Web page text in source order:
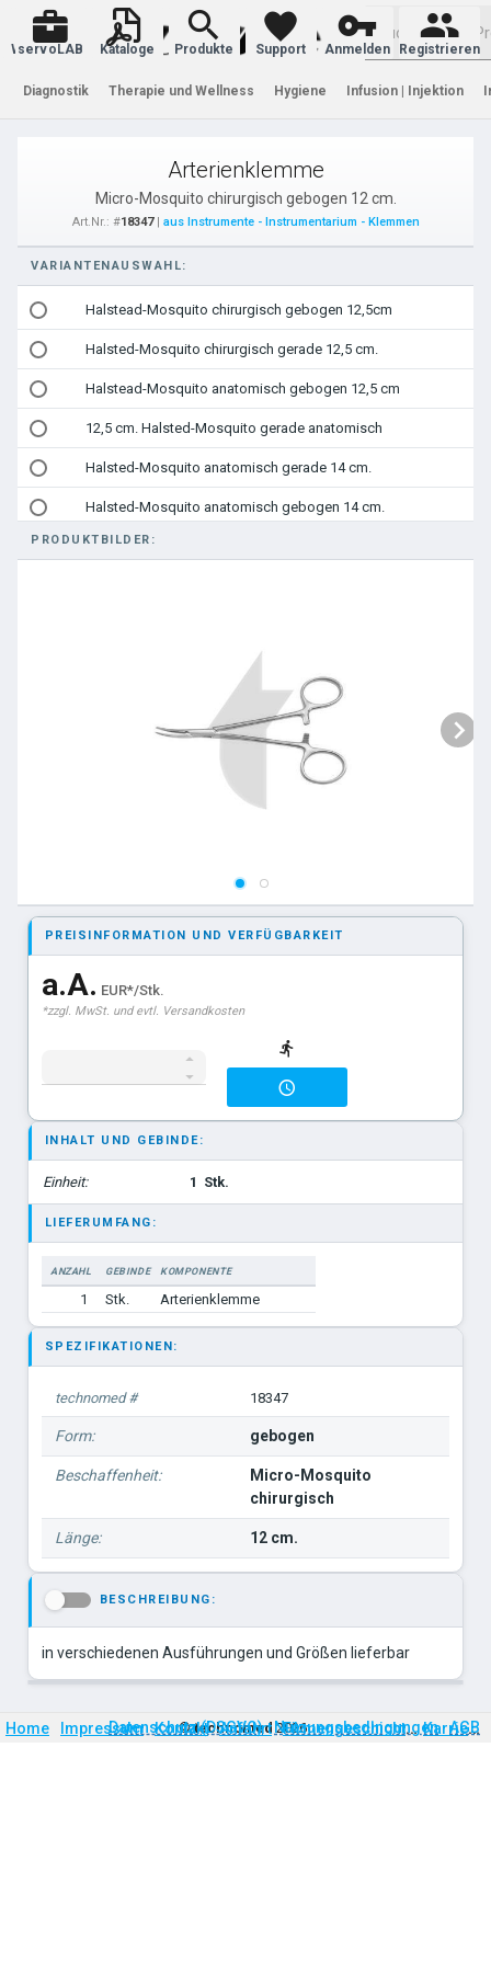
Warenkorb
servoLAB Kataloge Produkte Support Anmelden Registrieren
Diagnostik Therapie und Wellness Hygiene Infusion | Injektion
Arterienklemme
Micro-Mosquito chirurgisch gebogen 12 cm.
Art.Nr.: #18347| aus Instrumente - Instrumentarium - Klemmen
VARIANTENAUSWAHL:
Halstead-Mosquito chirurgisch gebogen 12,5cm
Halsted-Mosquito chirurgisch gerade 12,5 cm.
Halstead-Mosquito anatomisch gebogen 12,5 cm
12,5 cm. Halsted-Mosquito gerade anatomisch
Halsted-Mosquito anatomisch gerade 14 cm.
Halsted-Mosquito anatomisch gebogen 14 cm.
Hartmann gebogen 10 cm.
chirurgisch gerade Micro-Mosquito 12 cm.
Micro-Mosquito anatomisch gerade 10 cm.
Micro-Mosquito anatomisch gerade 12 cm.
anatomisch gebogen Micro-Mosquito 12 cm.
Mosquito-Dandy seitlich gebogen anatomisch
KELLY-RANKIN gerade
Rochester-Pèan anatomisch gerade 18 cm.
Dandy anatomisch gebogen 14 cm.
Pean grazil anatomisch gebogen 14 cm.
Sarot anatomisch gebogen 24 cm.
Crafoord anatomisch gebogen 24 cm.
Rochester-Pèan anatomisch gerade 26 cm.
PRODUKTBILDER:
PREISINFORMATION UND VERFÜGBARKEIT
a.A. EUR*/Stk.
*zzgl. MwSt. und evtl. Versandkosten
INHALT UND GEBINDE:
Einheit: 1 Stk.
LIEFERUMFANG:
ANZAHL GEBINDE
KOMPONENTE
1
Stk. Arterienklemme
SPEZIFIKATIONEN:
technomed # 18347
Form: gebogen
Beschaffenheit:
Micro-Mosquito
chirurgisch
Länge: 12 cm.
BESCHREIBUNG:
in verschiedenen Ausführungen und Größen lieferbar
Home Impressum Kontakt Anfahrt Firmengeschichte Karriere
©technomed 2026
Datenschutz (DSGVO) Nutzungsbedingungen AGB